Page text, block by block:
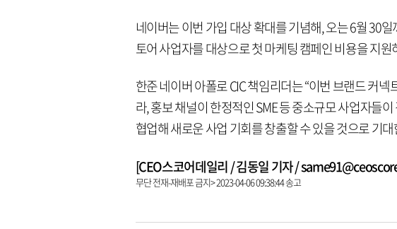
네이버는 이번 가입 대상 확대를 기념해, 오는 6월 30
토어 사업자를 대상으로 첫 마케팅 캠페인 비용을 지
한준 네이버 아폴로 CIC 책임리더는 “이번 브랜드 커
라, 홍보 채널이 한정적인 SME 등 중소규모 사업자들
협업해 새로운 사업 기회를 창출할 수 있을 것으로 기
[CEO스코어데일리 / 김동일 기자 /
무단 전재-재배포 금지> 2023-04-06 09:38:44 송고